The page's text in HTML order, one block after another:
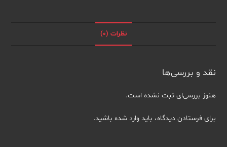
نظرات (0)
نقد و بررسی‌ها
هنوز بررسی‌ای ثبت نشده است.
برای فرستادن دیدگاه، بایدوارد شده باشید.